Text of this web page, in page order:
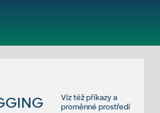
Viz téžpříkazya
proměnné prostředí